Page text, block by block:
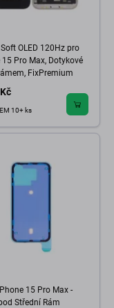
OLED 120Hz pro
15 Pro Max, Dotykové
FixPremium
10+ ks
15 Pro Max -
Střední Rám